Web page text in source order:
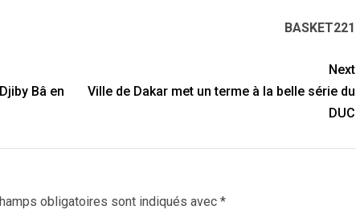
BASKET221
Bâ en
Next
Ville de Dakar met un terme à la belle série du
DUC
obligatoires sont indiqués avec *